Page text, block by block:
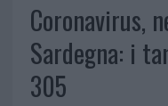
Coronavirus,
Sardegna: i
305